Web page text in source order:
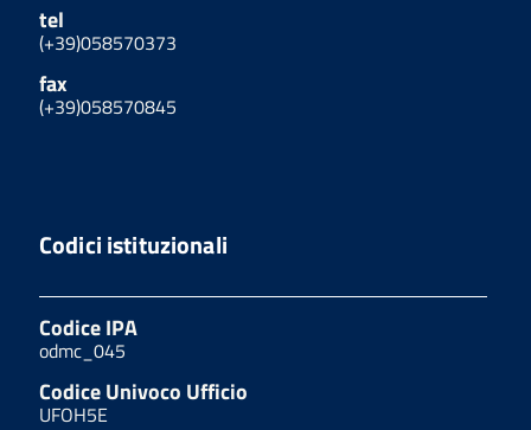
tel
(+39)058570373
fax
(+39)058570845
Codici istituzionali
Codice IPA
odmc_045
Codice Univoco Ufficio
UFOH5E